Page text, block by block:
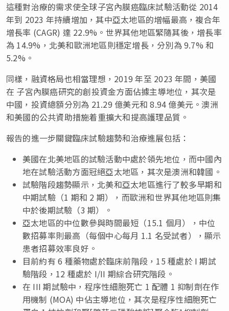
這種對治療的需求使全球子宮內膜癌臨床試驗活動從 2014
年到 2023 年持續增加，其中亞太地區的增幅最高，複合年
增長率 (CAGR) 達 22.9%。世界其他地區緊隨其後，增長率
為 14.9%，北美和歐洲地區則穩定增長，分別為 9.7% 和
5.2%。
同樣，融資格局也相當理想，2019 年至 2023 年間，美國
在 子宮內膜癌研究的創投資金方面佔據主導地位，其次是
中國，投資總額分別為 21.29 億美元和 8.94 億美元。澳洲
和美國的公共資助措施着重擴大和提高護理品質。
報告的進一步關鍵臨床試驗趨勢和治療進展包括：
美國在北美地區的試驗活動中處於領先地位，而中國內
地在試驗活動方面冠絕亞太地區，其次是澳洲和韓國。
試驗階段趨勢顯示，北美和亞太地區進行了較多早期和
中期試驗（1 期和 2 期），而歐洲和世界其他地區則集
中於後期試驗（3 期）。
亞太地區的中位數參與時間最短（15.1 個月），中位
數招募率則最高（每個中心每月 1.1 名受試者），顯示
患者招募效率良好。
目前約有 6 種藥物處於臨床前階段，15 種處於 I 期試
驗階段，12 種處於 I/II 期綜合研究階段。
在 III 期試驗中，程序性細胞死亡 1 配體 1 抑制劑在作
用機制 (MOA) 中佔主導地位，其次是程序性細胞死亡